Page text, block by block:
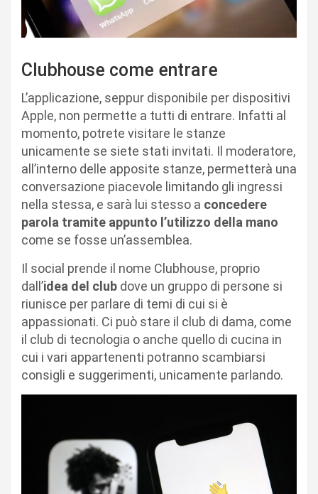
Clubhouse come entrare
L’applicazione, seppur disponibile per dispositivi
Apple, non permette a tutti di entrare. Infatti al
momento, potrete visitare le stanze
unicamente se siete stati invitati. Il moderatore,
all’interno delle apposite stanze, permetterà una
conversazione piacevole limitando gli ingressi
nella stessa, e sarà lui stesso a concedere
parola tramite appunto l’utilizzo della mano
come se fosse un’assemblea.
Il social prende il nome Clubhouse, proprio
dall’idea del club dove un gruppo di persone si
riunisce per parlare di temi di cui si è
appassionati. Ci può stare il club di dama, come
il club di tecnologia o anche quello di cucina in
cui i vari appartenenti potranno scambiarsi
consigli e suggerimenti, unicamente parlando.